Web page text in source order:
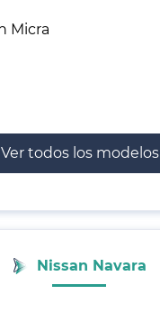
Ver todos los modelos
Nissan Navara